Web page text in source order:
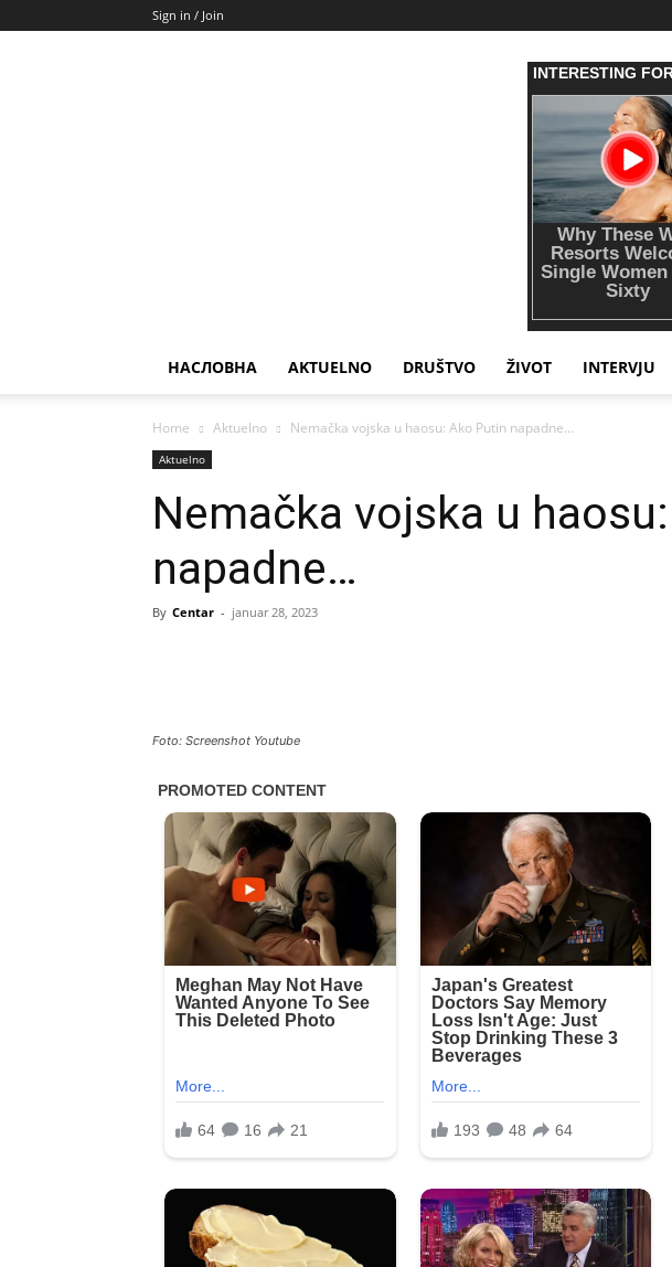
Sign in / Join
НАСЛОВНА AKTUELNO DRUŠTVO ŽIVOT INTERVJU
Home Aktuelno Nemačka vojska u haosu: Ako Putin napadne…
Aktuelno
Nemačka vojska u
napadne…
By Centar - januar 28, 2023
Foto: Screenshot Youtube